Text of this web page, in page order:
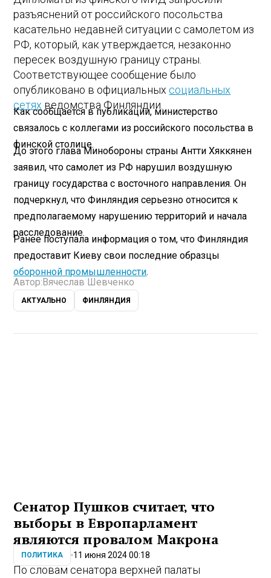
разъяснений от российского посольства
касательно недавней ситуации с самолетом из
РФ, который, как утверждается, незаконно
пересек воздушную границу страны.
Соответствующее сообщение было
опубликовано в официальных социальных
сетях ведомства Финляндии.
Как сообщается в публикации, министерство
связалось с коллегами из российского посольства в
финской столице.
До этого глава Минобороны страны Антти Хяккянен
заявил, что самолет из РФ нарушил воздушную
границу государства с восточного направления. Он
подчеркнул, что Финляндия серьезно относится к
предполагаемому нарушению территорий и начала
расследование.
Ранее поступала информация о том, что Финляндия
предоставит Киеву свои последние образцы
оборонной промышленности.
Автор: Вячеслав Шевченко
АКТУАЛЬНО ФИНЛЯНДИЯ
Сенатор Пушков считает, что
выборы в Европарламент
являются провалом Макрона
ПОЛИТИКА 11 июня 2024 00:18
По словам сенатора верхней палаты